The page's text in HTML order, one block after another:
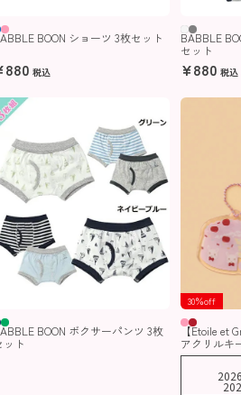
BOON ショーツ 3枚セット
880 税込
BABBLE
セット
¥880 税込
BOON ボクサーパンツ 3枚
ット
30％off
【Etoile et
アクリルキ